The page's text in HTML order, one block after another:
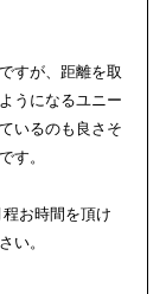
すが、距離を取
うになるユニー
いるのも良さそ
す。
お時間を頂け
い。